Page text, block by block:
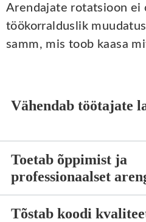
Arendajate rotatsioon ei
töökorralduslik
samm, mis toob kaasa
Vähendab töötajate
Toetab õppimist ja
professionaalset
Tõstab koodi